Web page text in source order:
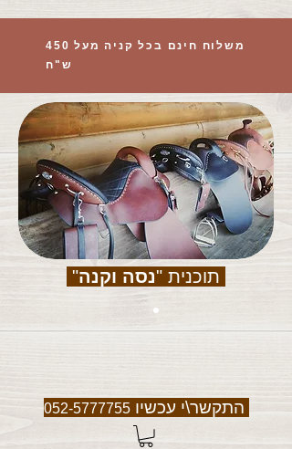
משלוח חינם בכל קניה מעל 450
ש"ח
תוכנית "נסה וקנה"
התקשר\י עכשיו052-5777755